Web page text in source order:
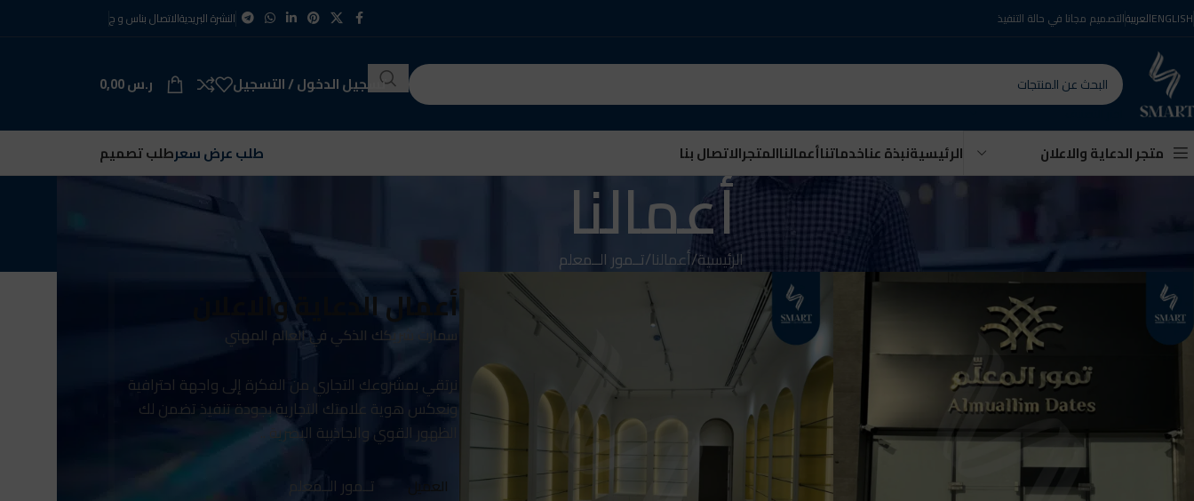
ENGLISHالعربيةالتصميم مجانا في حالة التنفيذ النشرة البريديةالاتصال بناس و ج
تسجيل الدخول / التسجيل ر.س
متجر الدعاية والاعلان الرئيسيةنبذة عناخدماتناأعمالناالمتجرالاتصال بنا طلب عرض سعرطلب تصميم
أعمالنا
الرئيسية أعمالنا تــمور الــمعلم
أعمال الدعاية والاعلان
سمارت شريكك الذكي في العالم المهني
نرتقي بمشروعك التجاري من الفكرة إلى واجهة احترافية
ونعكس هوية علامتك التجارية بجودة تنفيذ تضمن لك
الظهور القوي والجاذبية البصرية ..
العميل تــمور الــمعلم